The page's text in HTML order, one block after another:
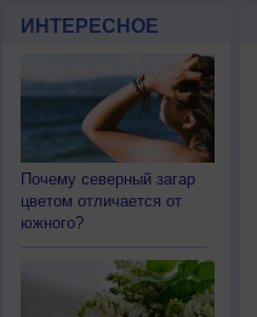
ИНТЕРЕСНОЕ
Почему северный загар
цветом отличается от
южного?